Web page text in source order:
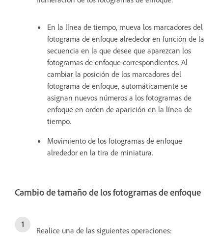
En la línea de tiempo, mueva los marcadores del
fotograma de enfoque alrededor en función de la
secuencia en la que desee que aparezcan los
fotogramas de enfoque correspondientes. Al
cambiar la posición de los marcadores del
fotograma de enfoque, automáticamente se
asignan nuevos números a los fotogramas de
enfoque en orden de aparición en la línea de
tiempo.
Movimiento de los fotogramas de enfoque
alrededor en la tira de miniatura.
Cambio de tamaño de los fotogramas de enfoque
Realice una de las siguientes operaciones: